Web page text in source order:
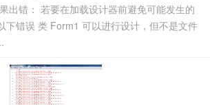
出错： 若要在加载设计器前避免可能发生的
下错误 类 Form1 可以进行设计，但不是文件